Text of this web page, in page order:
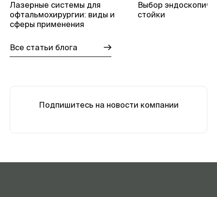
Лазерные системы для
офтальмохирургии: виды и
сферы применения
Выбор
стойки
Все статьи блога
Подпишитесь на новости компании